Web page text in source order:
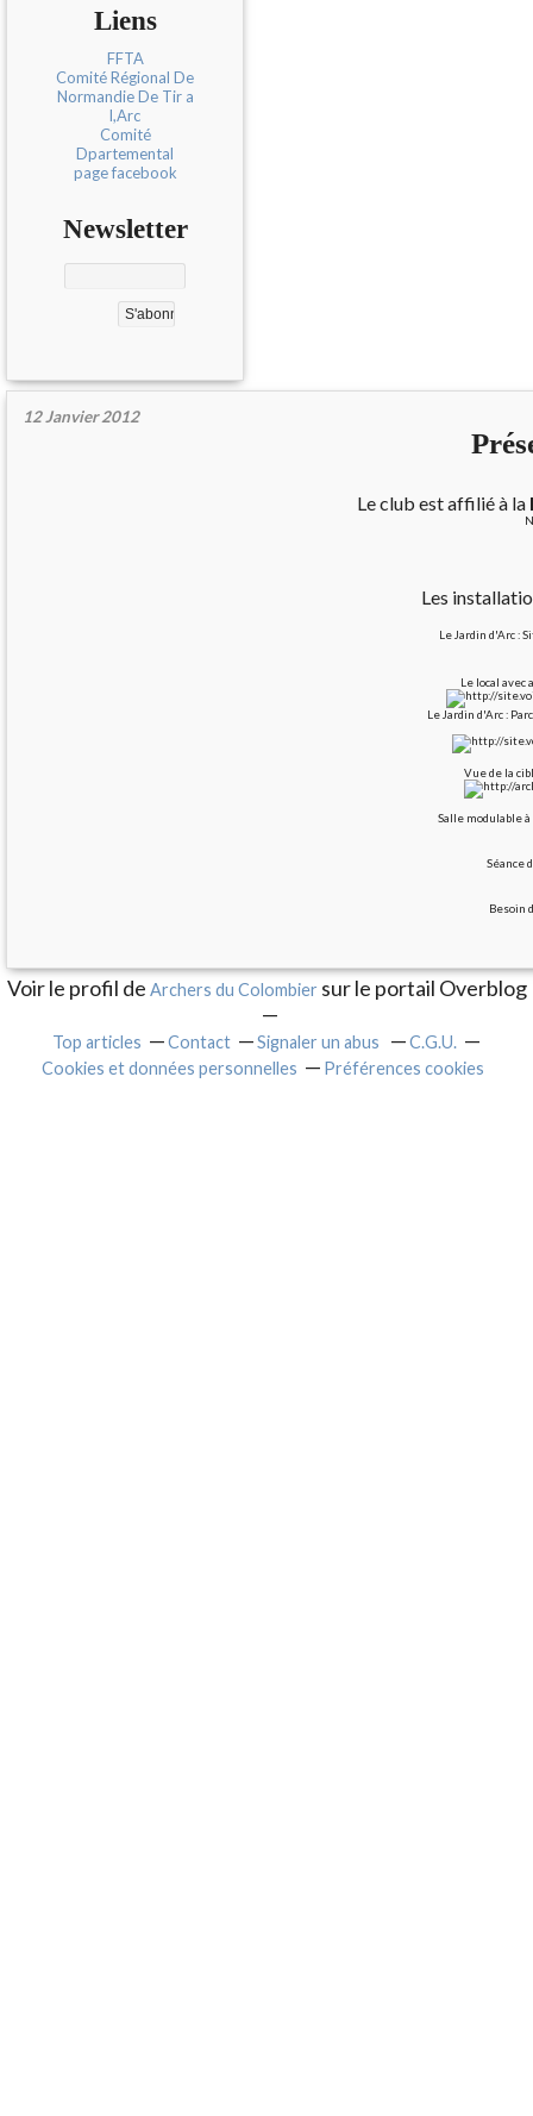
Liens
FFTA
Comité Régional De
Normandie De Tir a
l,Arc
Comité
Dpartemental
page facebook
Newsletter
12 Janvier 2012
Le club est affilié à la
Les
Le Jardin d'Arc :
Le local
Le Jardin d'Arc :
Vue de la
Salle modulable
Séance
Besoin
Voir le profil de Archers du Colombier sur le portail Overblog
Top articles Contact Signaler un abus
C.G.U.
Cookies et données personnelles
Préférences cookies